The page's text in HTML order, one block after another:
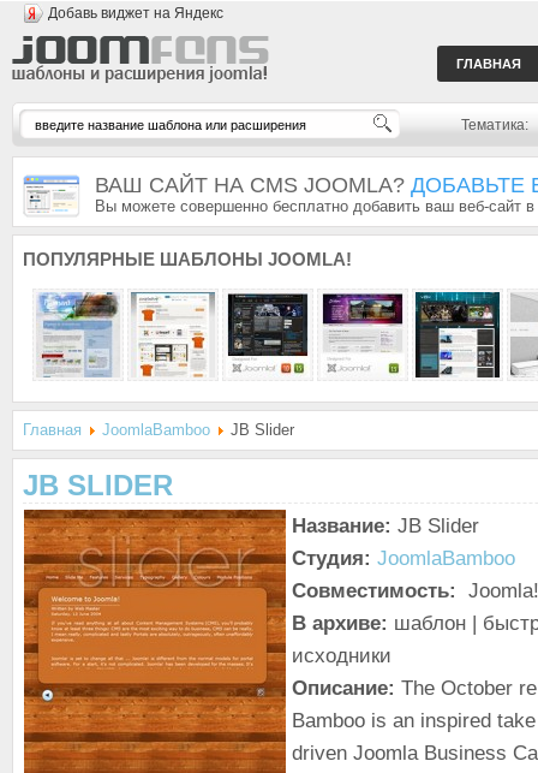
Добавь виджет на Яндекс
ГЛАВНАЯ
Тематика:
ВАШ САЙТ НА CMS JOOMLA? ДОБАВЬТЕ
Вы можете совершенно бесплатно добавить ваш веб-сайт
ПОПУЛЯРНЫЕ ШАБЛОНЫ JOOMLA!
Главная JoomlaBamboo JB Slider
JB SLIDER
Название: JB Slider
Студия: JoomlaBamboo
Совместимость:
В архиве: шаблон |
исходники
Описание: The October
Bamboo is an inspired
driven Joomla Business